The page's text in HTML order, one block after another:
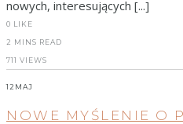
nowych, interesujących [...]
0 LIKE
2 MINS READ
711 VIEWS
12 MAJ
NOWE MYŚLENIE O